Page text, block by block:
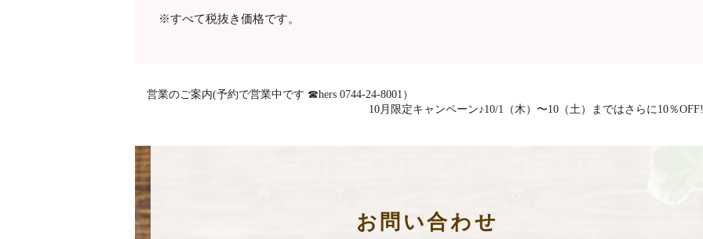
※すべて税抜き価格です。
営業のご案内(予約で営業中です ☎hers 0744-24-8001）
10月限定キャンペーン♪10/1（木）〜10（土）まではさらに10％
お問い合わせ